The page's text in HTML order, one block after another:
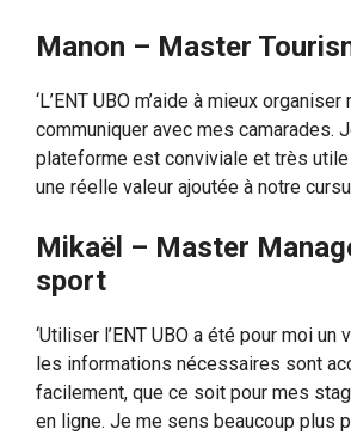
Manon – Master
‘L’ENT UBO m’aide à mieux
communiquer avec mes camarades.
plateforme est conviviale et très
une réelle valeur ajoutée à notre
Mikaël – Master
sport
‘Utiliser l’ENT UBO a été pour moi un
les informations nécessaires sont
facilement, que ce soit pour mes
en ligne. Je me sens beaucoup plus